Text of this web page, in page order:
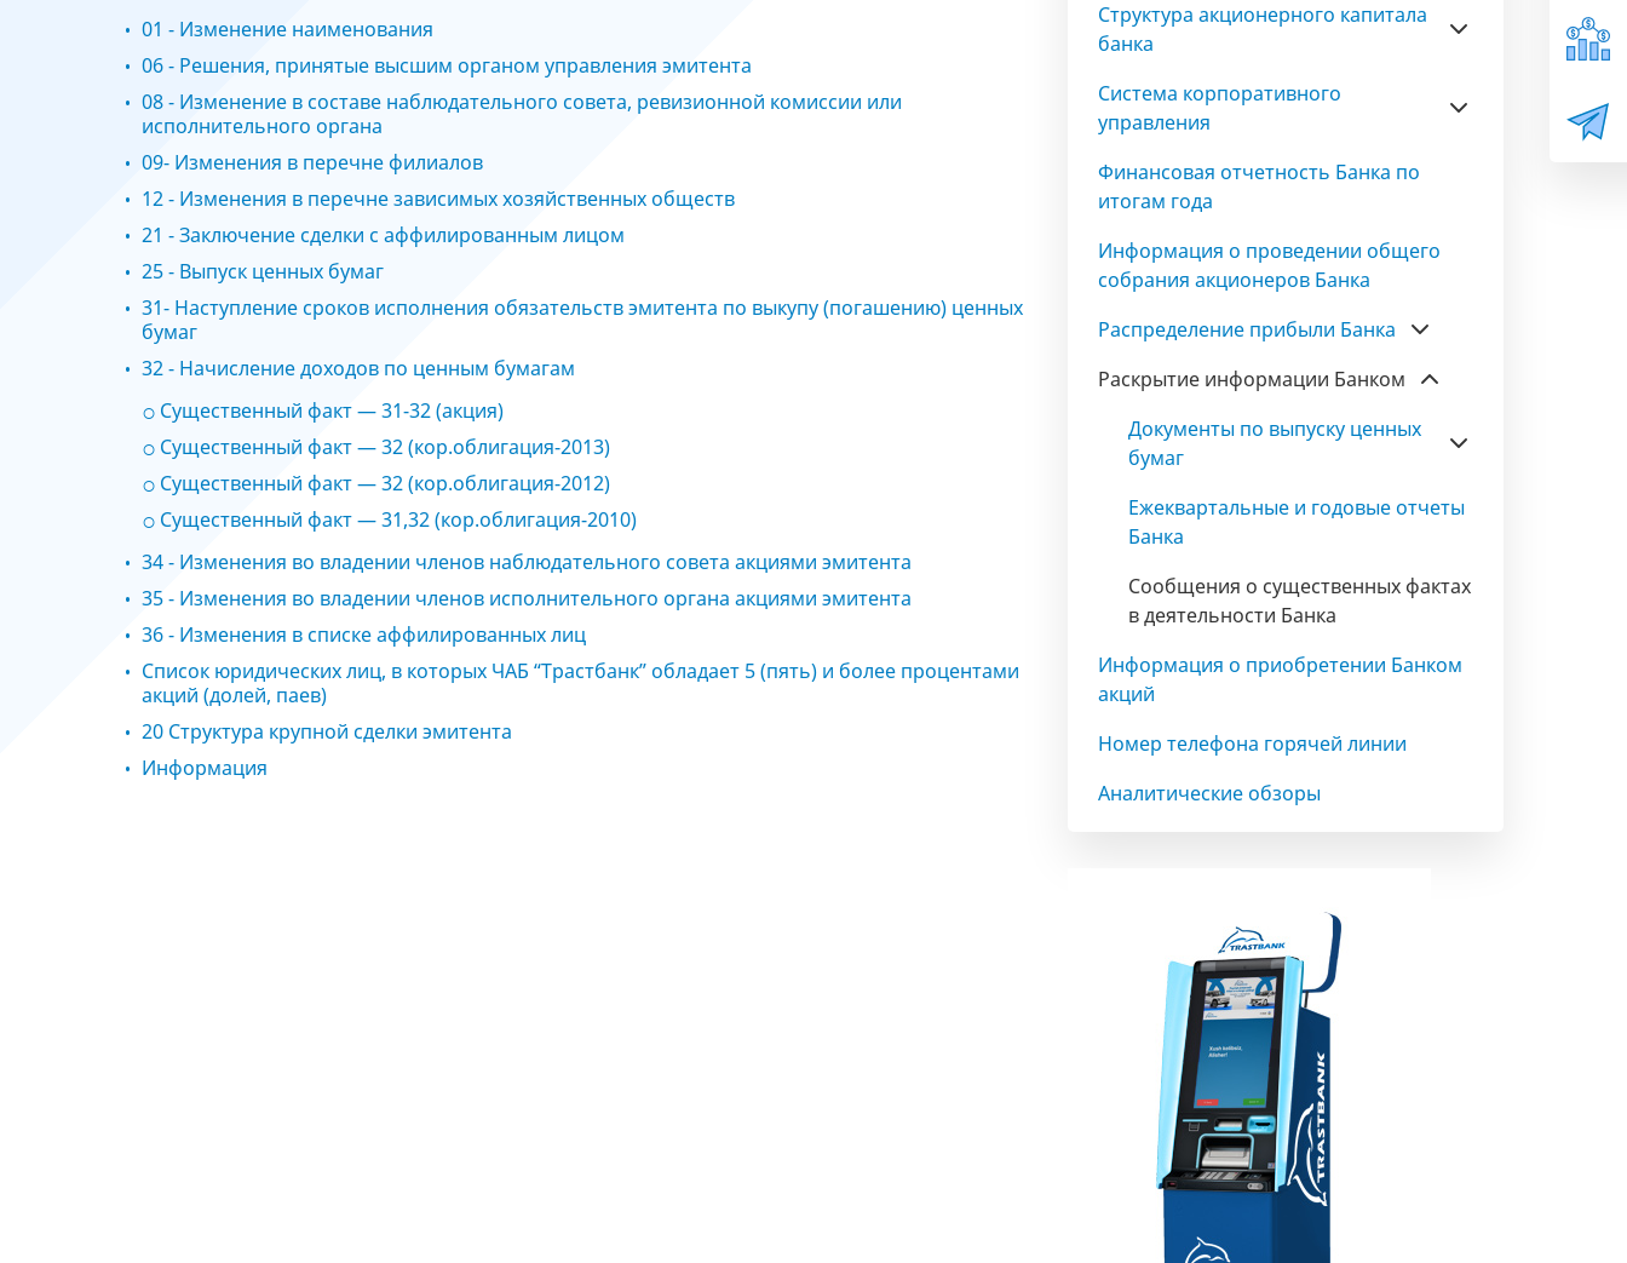
01 - Изменение наименования
06 - Решения, принятые высшим органом управления эмитента
08 - Изменение в составе наблюдательного совета, ревизионной комиссии или
исполнительного органа
09- Изменения в перечне филиалов
12 - Изменения в перечне зависимых хозяйственных обществ
21 - Заключение сделки с аффилированным лицом
25 - Выпуск ценных бумаг
31- Наступление сроков исполнения обязательств эмитента по выкупу (погашению) ценных
бумаг
32 - Начисление доходов по ценным бумагам
Существенный факт — 31-32 (акция)
Существенный факт — 32 (кор.облигация-2013)
Существенный факт — 32 (кор.облигация-2012)
Существенный факт — 31,32 (кор.облигация-2010)
34 - Изменения во владении членов наблюдательного совета акциями эмитента
35 - Изменения во владении членов исполнительного органа акциями эмитента
36 - Изменения в списке аффилированных лиц
Список юридических лиц, в которых ЧАБ “Трастбанк” обладает 5 (пять) и более процентами
акций (долей, паев)
20 Структура крупной сделки эмитента
Информация
Структура акционерного капитала
банка
Система корпоративного
управления
Финансовая отчетность Банка по
итогам года
Информация о проведении общего
собрания акционеров Банка
Распределение прибыли Банка
Раскрытие информации Банком
Документы по выпуску ценных
бумаг
Ежеквартальные и годовые отчеты
Банка
Сообщения о существенных фактах
в деятельности Банка
Информация о приобретении Банком
акций
Номер телефона горячей линии
Аналитические обзоры